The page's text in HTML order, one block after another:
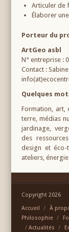
Articuler de
Élaborer
Porteur du
ArtGeo asbl
N° entreprise :
Contact :
Quelques
Formation, art,
terre, médias
jardinage,
des
design et éco-
ateliers,
Copyright 2026
Accueil
À
Philosophie
Actualités